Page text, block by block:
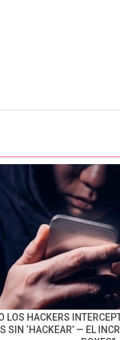
LOS HACKERS
SIN ‘HACKEAR’ — EL